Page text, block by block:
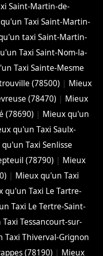
Saint-Martin-de-
Taxi Saint-Martin-
taxi Saint-Martin-
Taxi Saint-Nom-la-
Taxi Sainte-Mesme
(78500) | Mieux
(78470) | Mieux
(78690) | Mieux qu'un
qu'un Taxi Saulx-
Taxi Senlisse
(78790) | Mieux
| Mieux qu'un Taxi
qu'un Taxi Le Tartre-
Taxi Le Tertre-Saint-
Tessancourt-sur-
Taxi Thiverval-Grignon
(78190) | Mieux